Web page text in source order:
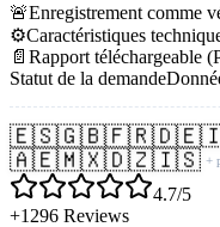
🚨Enregistrement comme
⚙️Caractéristiques
📄 Rapport téléchargeable
Statut de la demande
🇪🇸🇬🇧🇫🇷🇩🇪
🇦🇪🇲🇽🇩🇿🇮🇸 +
4.7/5
+1296 Reviews